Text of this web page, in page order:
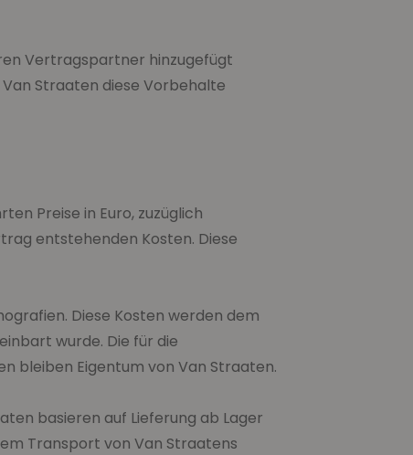
Vertragspartner hinzugefügt
Straaten diese Vorbehalte
Preise in Euro, zuzüglich
entstehenden Kosten. Diese
Diese Kosten werden dem
wurde. Die für die
bleiben Eigentum von Van Straaten.
basieren auf Lieferung ab Lager
Transport von Van Straatens